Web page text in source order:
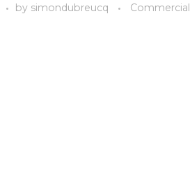
by simondubreucq Commercial